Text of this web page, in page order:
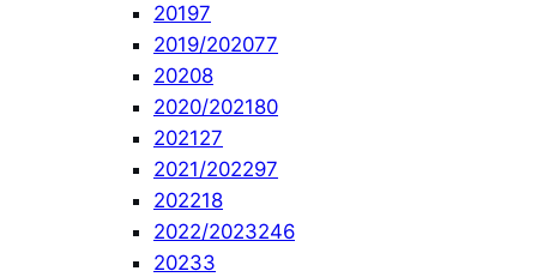
20197
2019/202077
20208
2020/202180
202127
2021/202297
202218
2022/2023246
20233